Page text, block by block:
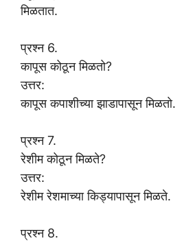
मिळतात.
प्रश्न 6.
कापूस कोठून मिळतो?
उत्तर:
कापूस कपाशीच्या झाडापासून मिळतो.
प्रश्न 7.
रेशीम कोठून मिळते?
उत्तर:
रेशीम रेशमाच्या किड्यापासून मिळते.
प्रश्न 8.